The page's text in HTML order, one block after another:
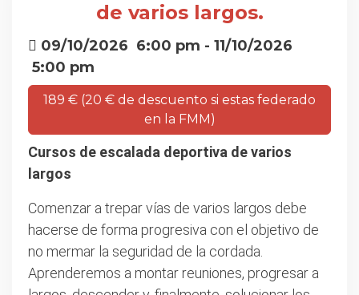
de varios largos.
09/10/2026 6:00 pm - 11/10/2026
5:00 pm
189 € (20 € de descuento si estas federado
en la FMM)
Cursos de escalada deportiva de varios
largos
Comenzar a trepar vías de varios largos debe
hacerse de forma progresiva con el objetivo de
no mermar la seguridad de la cordada.
Aprenderemos a montar reuniones, progresar a